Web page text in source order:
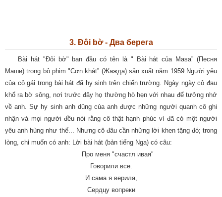
3. Đôi bờ - Два берега
Bài hát "Đôi bờ" ban đầu có tên là " Bài hát của Masa” (Песня
Маши) trong bộ phim "Cơn khát” (Жажда) sản xuất năm 1959.Người yêu
của cô gái trong bài hát đã hy sinh trên chiến trường. Ngày ngày cô đau
khổ ra bờ sông, nơi trước đây họ thường hò hẹn với nhau để tưởng nhớ
về anh. Sự hy sinh anh dũng của anh được những người quanh cô ghi
nhận và mọi người đều nói rằng cô thật hạnh phúc vì đã có một người
yêu anh hùng như thế... Nhưng cô đâu cần những lời khen tặng đó; trong
lòng, chỉ muốn có anh: Lời bài hát (bản tiếng Nga) có câu:
Про меня "счастл ивая"
Говорили все.
И сама я верила,
Сердцу вопреки